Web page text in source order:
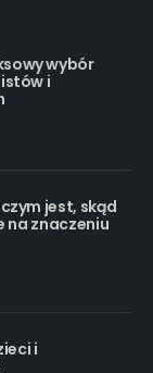
wybór
i
jest, skąd
na znaczeniu
i